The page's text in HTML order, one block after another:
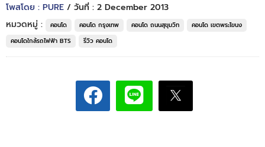
โพสโดย : PURE / วันที่ : 2 December 2013
หมวดหมู่ :
คอนโด คอนโด กรุงเทพ คอนโด ถนนสุขุมวิท
คอนโด เขตพระโขนง
คอนโดใกล้รถไฟฟ้า BTS
รีวิว คอนโด